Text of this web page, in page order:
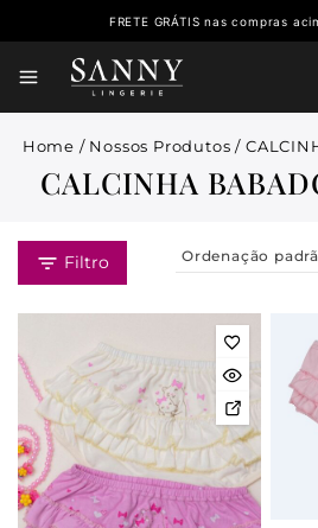
FRETE GRÁTIS nas compras
Home / Nossos Produtos /
CALCINHA
Filtro